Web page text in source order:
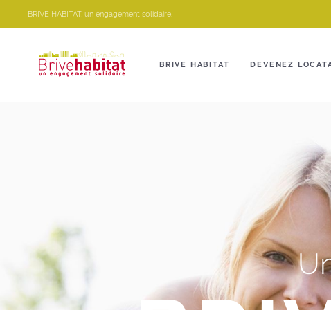
BRIVE HABITAT, un engagement solidaire.
BRIVE HABITAT DEVENEZ
Panneau de gestion des cookies